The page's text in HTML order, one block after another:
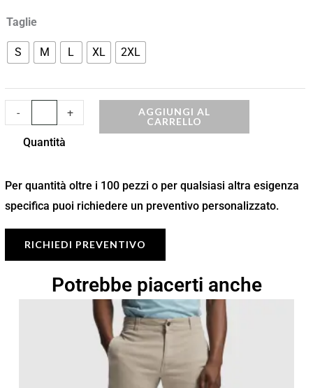
Taglie
S M L XL 2XL
- +
AGGIUNGI AL
CARRELLO
Quantità
Per quantità oltre i 100 pezzi o per qualsiasi altra esigenza
specifica puoi richiedere un preventivo personalizzato.
RICHIEDI PREVENTIVO
Potrebbe piacerti anche
Fascia
di
prezzo:
10,35 €